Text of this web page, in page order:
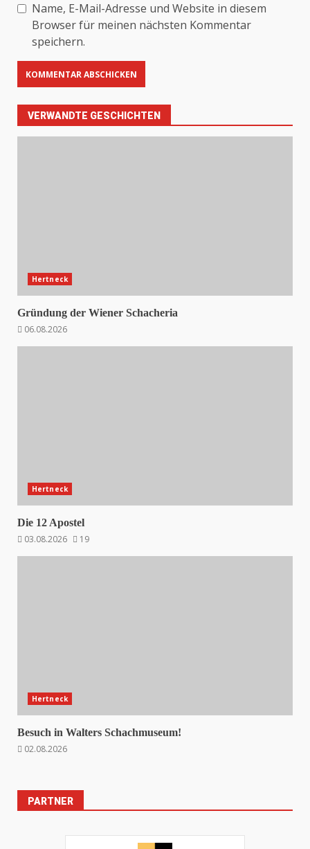
Name, E-Mail-Adresse und Website in diesem
Browser für meinen nächsten Kommentar
speichern.
VERWANDTE GESCHICHTEN
Hertneck
Gründung der Wiener Schacheria
06.08.2026
Hertneck
Die 12 Apostel
03.08.2026
19
Hertneck
Besuch in Walters Schachmuseum!
02.08.2026
PARTNER